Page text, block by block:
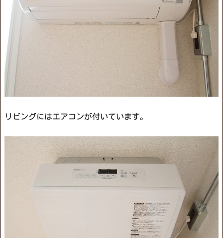
リビングにはエアコンが付いています。